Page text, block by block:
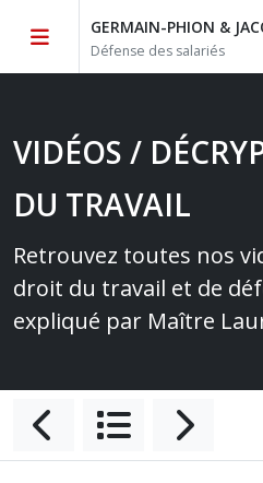
GERMAIN-PHION &
Défense des salariés
VIDÉOS /
DU TRAVAIL
Retrouvez toutes nos
droit du travail et de
expliqué par Maître